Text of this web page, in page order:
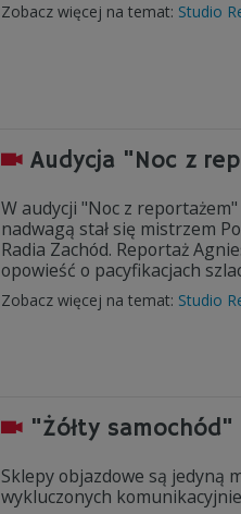
Zobacz więcej na temat: Studio
Audycja "Noc z
W audycji "Noc z
nadwagą stał się mistrzem
Radia Zachód. Reportaż
opowieść o pacyfikacjach
Zobacz więcej na temat: Studio
"Żółty
Sklepy objazdowe są jedyną
wykluczonych